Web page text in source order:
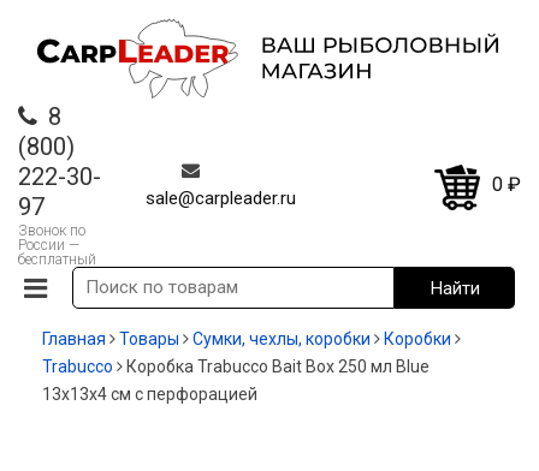
8
(800)
222-30-
97
Звонок по
России —
бесплатный
sale@carpleader.ru
0 ₽
Главная Товары Сумки, чехлы, коробки
Коробки
Trabucco
Коробка Trabucco Bait Box 250 мл Blue
13x13x4 см с перфорацией